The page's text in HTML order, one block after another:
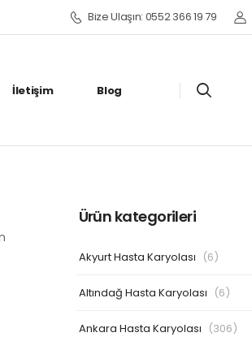
Bize Ulaşın: 0552 366 19 79
İletişim Blog
Ürün kategorileri
Akyurt Hasta Karyolası (6)
Altındağ Hasta Karyolası (6)
Ankara Hasta Karyolası (306)